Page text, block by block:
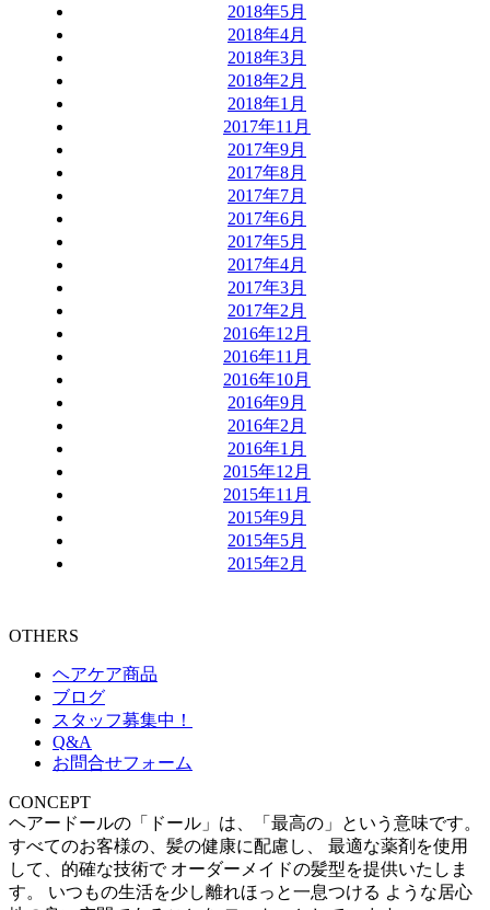
2018年5月
2018年4月
2018年3月
2018年2月
2018年1月
2017年11月
2017年9月
2017年8月
2017年7月
2017年6月
2017年5月
2017年4月
2017年3月
2017年2月
2016年12月
2016年11月
2016年10月
2016年9月
2016年2月
2016年1月
2015年12月
2015年11月
2015年9月
2015年5月
2015年2月
OTHERS
ヘアケア商品
ブログ
スタッフ募集中！
Q&A
お問合せフォーム
CONCEPT
ヘアードールの「ドール」は、「最高の」という意味です。
すべてのお客様の、髪の健康に配慮し、 最適な薬剤を使用
して、的確な技術で オーダーメイドの髪型を提供いたしま
す。 いつもの生活を少し離れほっと一息つける ような居心